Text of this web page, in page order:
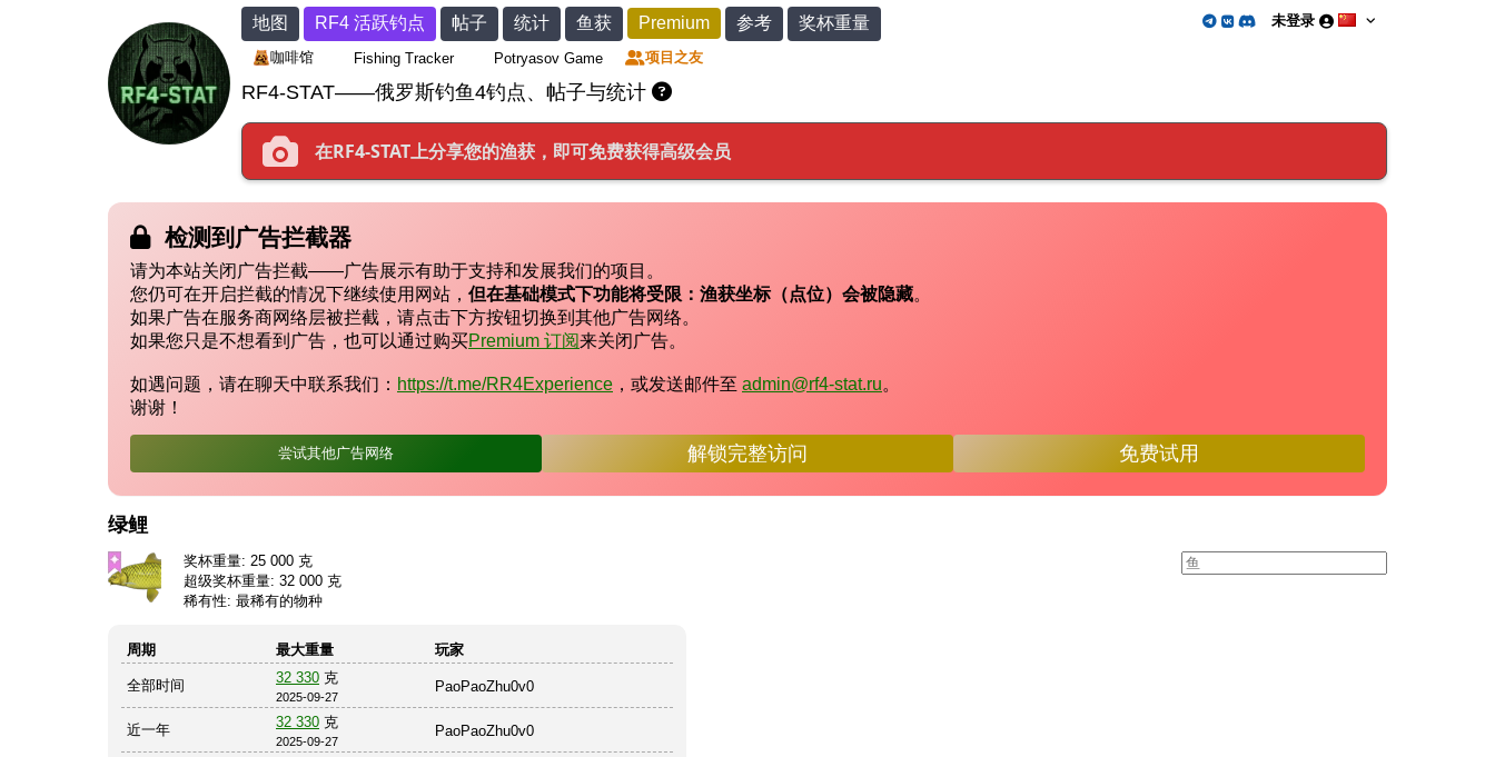
地图 RF4 活跃钓点 帖子 统计 鱼获 Premium 参考 奖杯重量
咖啡馆 Fishing Tracker Potryasov Game 项目之友
未登录
RF4-STAT——俄罗斯钓鱼4钓点、帖子与统计
在RF4-STAT上分享您的渔获，即可免费获得高级会员
检测到广告拦截器
请为本站关闭广告拦截——广告展示有助于支持和发展我们的项目。
您仍可在开启拦截的情况下继续使用网站， 但在基础模式下功能将受限：渔获坐标（点位）会被隐藏。
如果广告在服务商网络层被拦截，请点击下方按钮切换到其他广告网络。
如果您只是不想看到广告，也可以通过购买Premium 订阅来关闭广告。
如遇问题，请在聊天中联系我们： https://t.me/RR4Experience ，或发送邮件至 admin@rf4-stat.ru。
谢谢！
尝试其他广告网络 解锁完整访问 免费试用
绿鲤
奖杯重量: 25 000 克
超级奖杯重量: 32 000 克
稀有性: 最稀有的物种
周期 最大重量 玩家
全部时间 32 330 克
2025-09-27
PaoPaoZhu0v0
近一年 32 330 克
2025-09-27
PaoPaoZhu0v0